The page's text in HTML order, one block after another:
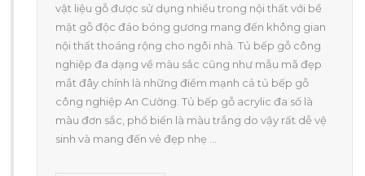
vật liệu gỗ được sử dụng nhiều trong nội thất với bề
mặt gỗ độc đáo bóng gương mang đến không gian
nội thất thoáng rộng cho ngôi nhà. Tủ bếp gỗ công
nghiệp đa dạng về màu sắc cũng như mẫu mã đẹp
mắt đây chính là những điểm mạnh cả tủ bếp gỗ
công nghiệp An Cường. Tủ bếp gỗ acrylic đa số là
màu đơn sắc, phổ biến là màu trắng do vậy rất dễ vệ
sinh và mang đến vẻ đẹp nhẹ ...